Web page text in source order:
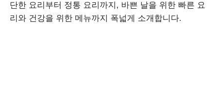
단한 요리부터 정통 요리까지, 바쁜 날을 위한 빠른 요
리와 건강을 위한 메뉴까지 폭넓게 소개합니다.